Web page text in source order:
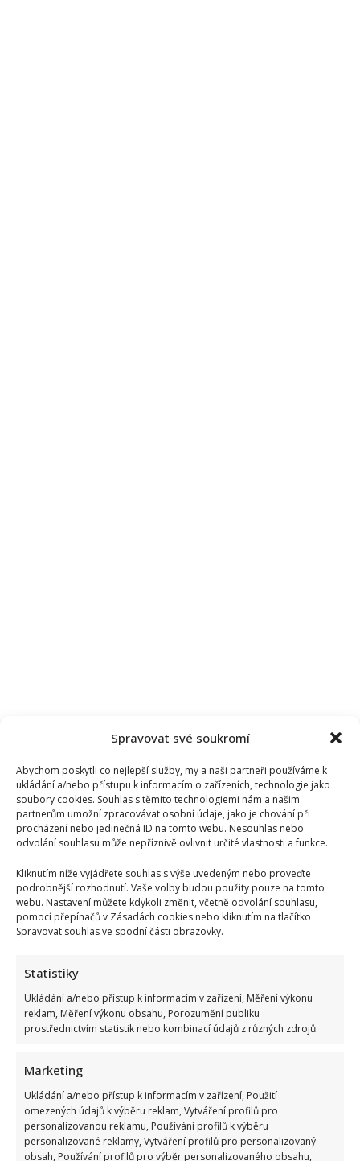
Spravovat své soukromí
Abychom poskytli co nejlepší služby, my a naši partneři používáme k
ukládání a/nebo přístupu k informacím o zařízeních, technologie jako
soubory cookies. Souhlas s těmito technologiemi nám a našim
partnerům umožní zpracovávat osobní údaje, jako je chování při
procházení nebo jedinečná ID na tomto webu. Nesouhlas nebo
odvolání souhlasu může nepříznivě ovlivnit určité vlastnosti a funkce.
Kliknutím níže vyjádřete souhlas s výše uvedeným nebo proveďte
podrobnější rozhodnutí. Vaše volby budou použity pouze na tomto
webu. Nastavení můžete kdykoli změnit, včetně odvolání souhlasu,
pomocí přepínačů v Zásadách cookies nebo kliknutím na tlačítko
Spravovat souhlas ve spodní části obrazovky.
Statistiky
Ukládání a/nebo přístup k informacím v zařízení, Měření výkonu
reklam, Měření výkonu obsahu, Porozumění publiku
prostřednictvím statistik nebo kombinací údajů z různých zdrojů.
Marketing
Ukládání a/nebo přístup k informacím v zařízení, Použití
omezených údajů k výběru reklam, Vytváření profilů pro
personalizovanou reklamu, Používání profilů k výběru
personalizované reklamy, Vytváření profilů pro personalizovaný
obsah, Používání profilů pro výběr personalizovaného obsahu,